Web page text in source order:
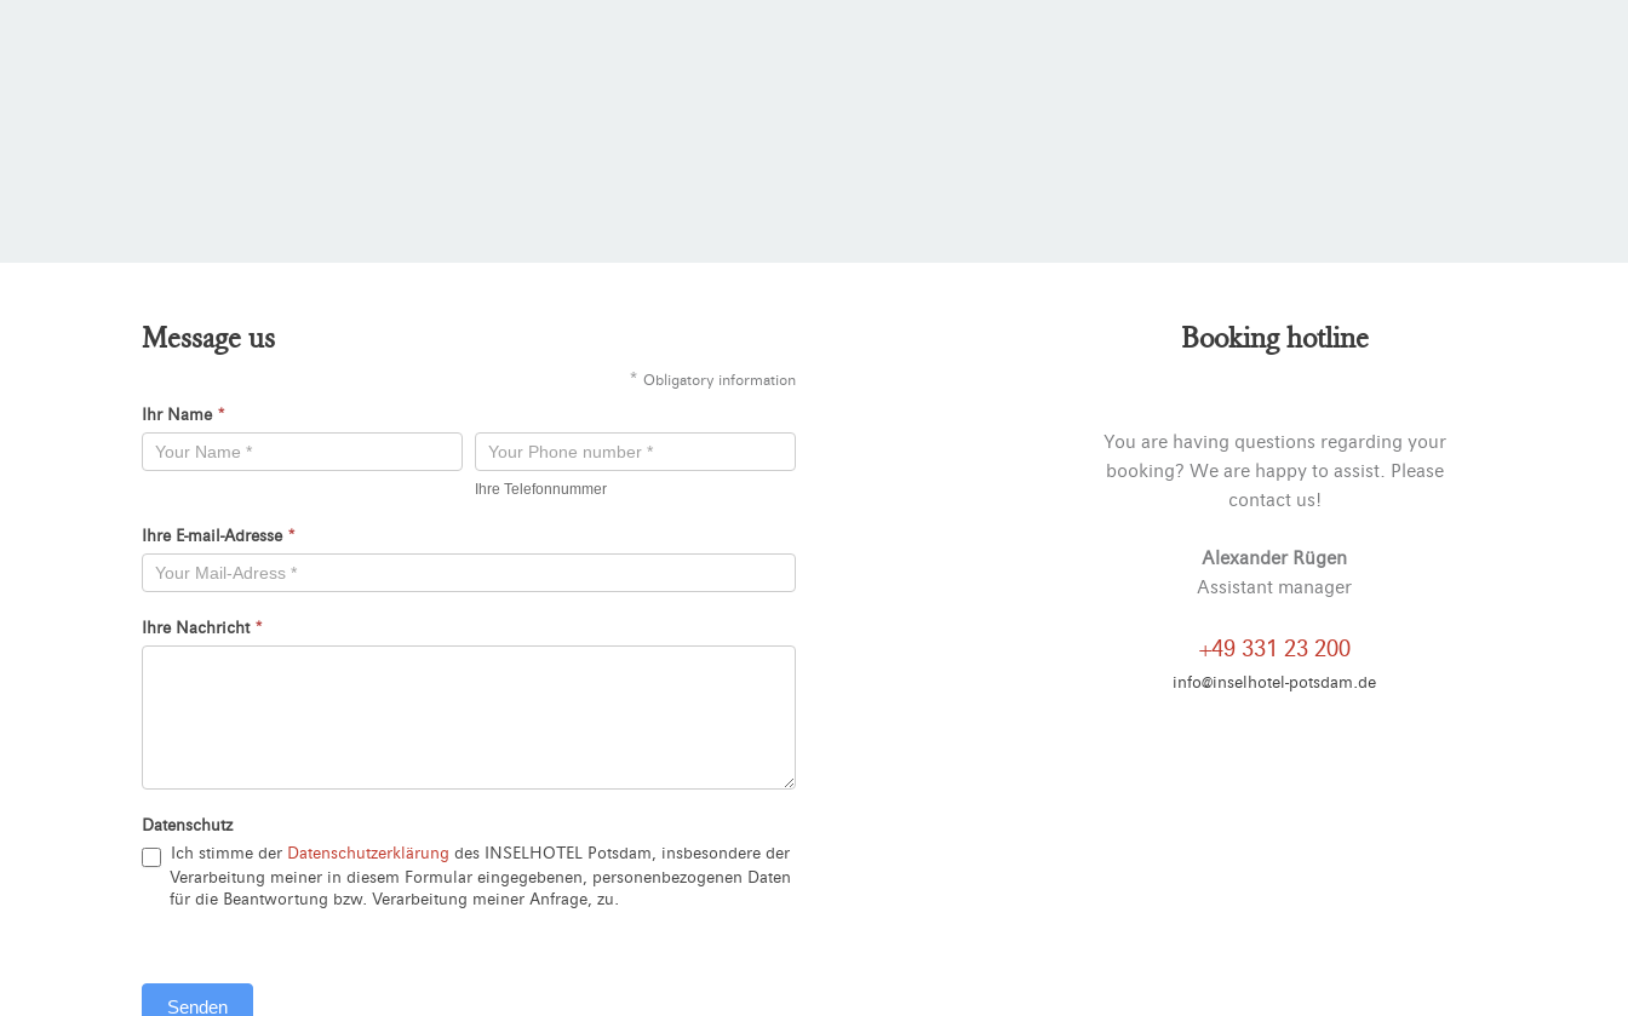
Message us
* Obligatory information
Kontaktformular
-
Ihr Name *
Ihre Telefonnummer
Ihre E-mail-Adresse *
Ihre Nachricht *
Datenschutz
Ich stimme der Datenschutzerklärung des INSELHOTEL Potsdam, insbesondere der
Verarbeitung meiner in diesem Formular eingegebenen, personenbezogenen Daten
für die Beantwortung bzw. Verarbeitung meiner Anfrage, zu.
Senden
Booking hotline
You are having questions regarding your
booking? We are happy to assist. Please
contact us!
Alexander Rügen
Assistant manager
+49 331 23 200
info@inselhotel-potsdam.de